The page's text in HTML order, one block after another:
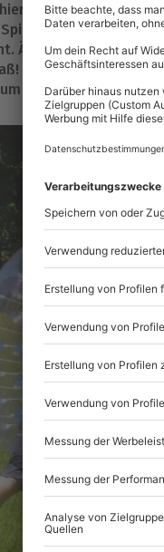
um
kopfüber in
Ähnlich wie beim
Worauf wartest Du
und kugelt mit den